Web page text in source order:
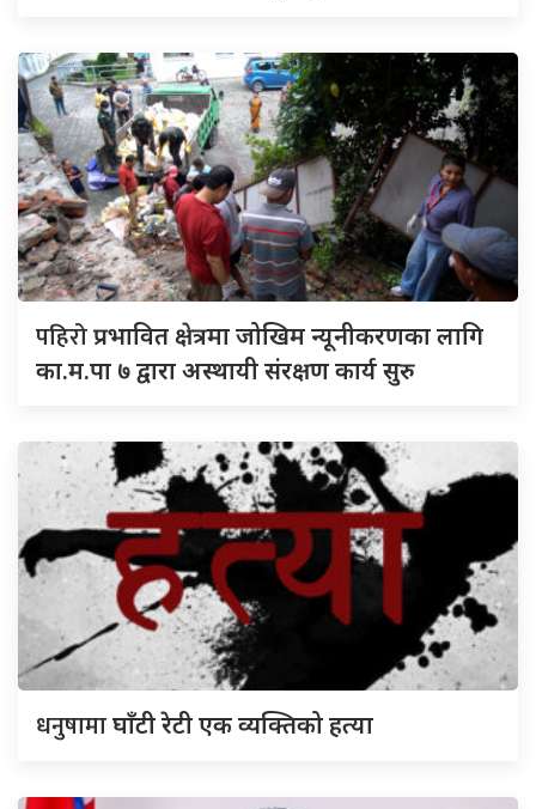
पहिरोप्रभावित क्षेत्रमा जोखिम न्यूनीकरणका लागि
का.म.पा ७ द्वारा अस्थायी संरक्षण कार्य सुरु
धनुषामाघाँटी रेटी एक व्यक्तिको हत्या